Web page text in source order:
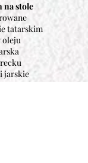
na stole
tatarskim
oleju
jarskie